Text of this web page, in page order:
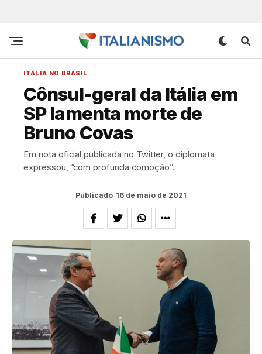
ITÁLIA NO BRASIL
Cônsul-geral da Itália em
SP lamenta morte de
Bruno Covas
Em nota oficial publicada no Twitter, o diplomata
expressou, “com profunda comoção”.
Publicado 16 de maio de 2021